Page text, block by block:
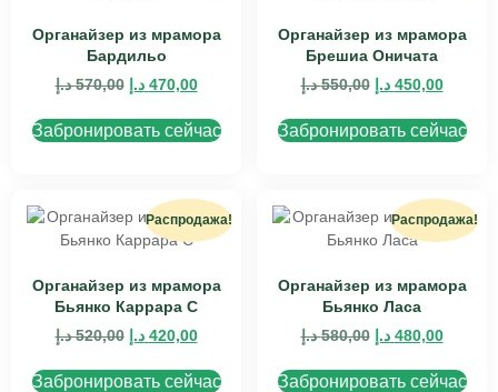
Органайзер из мрамора
Бардильо
570,00 د.إ 470,00 د.إ
Забронировать сейчас
Органайзер из мрамора
Брешиа Оничата
550,00 د.إ 450,00 د.إ
Забронировать сейчас
Распродажа!
Органайзер из мрамора
Бьянко Каррара C
520,00 د.إ 420,00 د.إ
Забронировать сейчас
Распродажа!
Органайзер из мрамора
Бьянко Ласа
580,00 د.إ 480,00 د.إ
Забронировать сейчас